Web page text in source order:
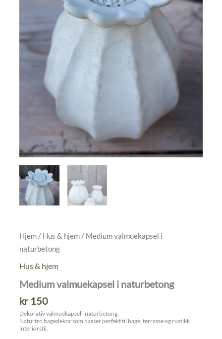
Hjem / Hus & hjem / Medium valmuekapsel i
naturbetong
Hus & hjem
Medium valmuekapsel i naturbetong
kr150
Dekorativ valmuekapsel i naturbetong.
Naturtro hagedekor som passer perfekt til hage, terrasse og rustikk
interiørstil.